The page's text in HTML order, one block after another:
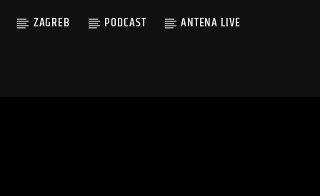
ZAGREB PODCAST ANTENA LIVE